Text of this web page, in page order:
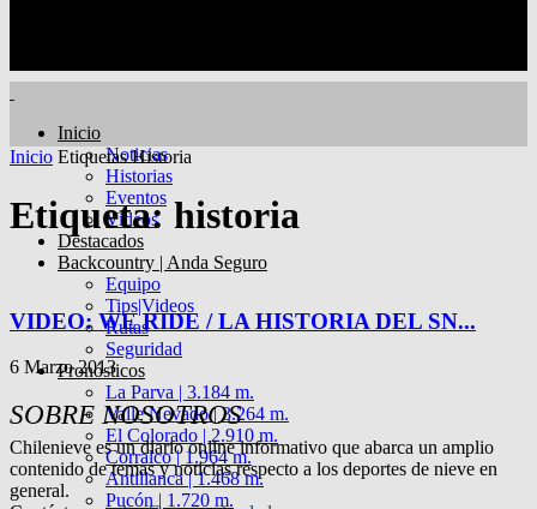
Inicio
Noticias
Historias
Eventos
Videos
Destacados
Backcountry | Anda Seguro
Equipo
Tips|Videos
Rutas
Seguridad
Pronósticos
La Parva | 3.184 m.
Valle Nevado | 3.264 m.
El Colorado | 2.910 m.
Corralco | 1.964 m.
Antillanca | 1.468 m.
Pucón | 1.720 m.
Inicio Etiquetas Historia
Etiqueta: historia
VIDEO: WE RIDE / LA HISTORIA DEL SN...
6 Marzo 2013
SOBRE NOSOTROS
Chilenieve es un diario online informativo que abarca un amplio
contenido de temas y noticias respecto a los deportes de nieve en
general.